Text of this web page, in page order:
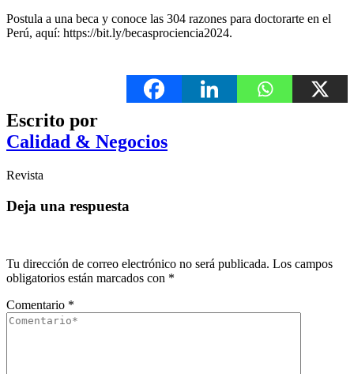
Postula a una beca y conoce las 304 razones para doctorarte en el
Perú, aquí: https://bit.ly/becasprociencia2024.
Escrito por
Calidad & Negocios
Revista
Deja una respuesta
Tu dirección de correo electrónico no será publicada. Los campos
obligatorios están marcados con *
Comentario *